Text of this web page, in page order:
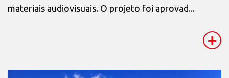
materiais audiovisuais. O projeto foi aprovad...
+